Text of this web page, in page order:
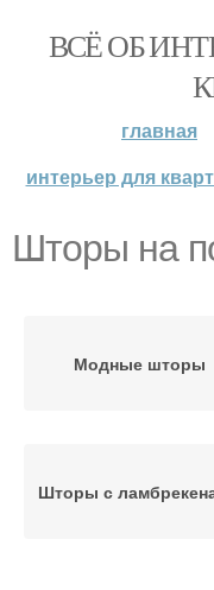
ВСЁ ОБ
главная
интерьер для
Шторы на
Модные шторы
Шторы с